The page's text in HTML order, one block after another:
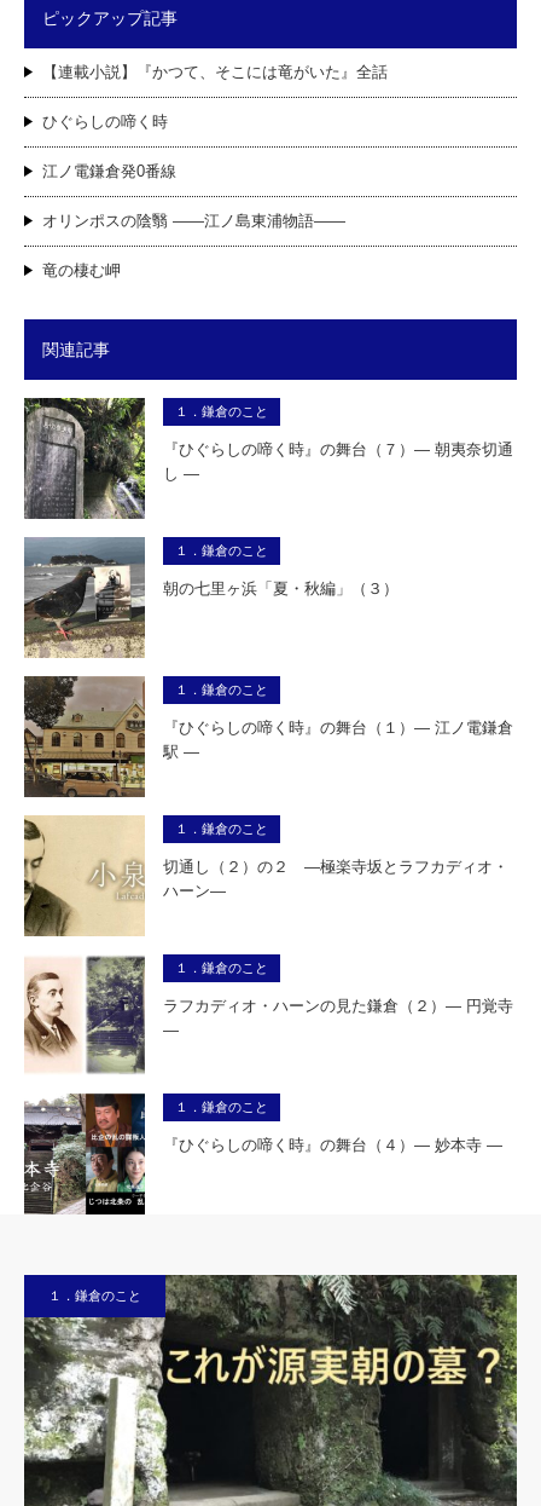
ピックアップ記事
【連載小説】『かつて、そこには竜がいた』全話
ひぐらしの啼く時
江ノ電鎌倉発0番線
オリンポスの陰翳 ――江ノ島東浦物語――
竜の棲む岬
関連記事
１．鎌倉のこと
『ひぐらしの啼く時』の舞台（７）― 朝夷奈切通
し ―
１．鎌倉のこと
朝の七里ヶ浜「夏・秋編」（３）
１．鎌倉のこと
『ひぐらしの啼く時』の舞台（１）― 江ノ電鎌倉
駅 ―
１．鎌倉のこと
切通し（２）の２ ―極楽寺坂とラフカディオ・
ハーン―
１．鎌倉のこと
ラフカディオ・ハーンの見た鎌倉（２）― 円覚寺
―
１．鎌倉のこと
『ひぐらしの啼く時』の舞台（４）― 妙本寺 ―
１．鎌倉のこと